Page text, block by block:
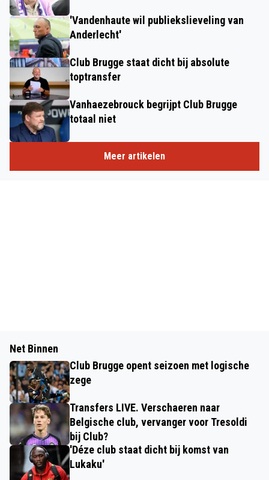
'Vandenhaute wil publiekslieveling van
Anderlecht'
Club Brugge staat dicht bij absolute
toptransfer
Vanhaezebrouck begrijpt Club Brugge
totaal niet
Meer artikelen
Net Binnen
Club Brugge opent seizoen met logische
zege
Transfers LIVE. Verschaeren naar
Belgische club, vervanger voor Tresoldi
bij Club?
'Déze club staat dicht bij komst van
Lukaku'